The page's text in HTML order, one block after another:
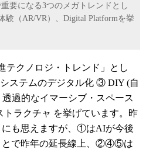
要になる3つのメガトレンドとし
験（AR/VR）、Digital Platformを挙
テクノロジ・トレンド」とし
ステムのデジタル化 ③ DIY (自
過的なイマーシブ・スペース
ラクチャ を挙げています。昨
も思えますが、①はAIが今後
とで昨年の延長線上、②④⑤は